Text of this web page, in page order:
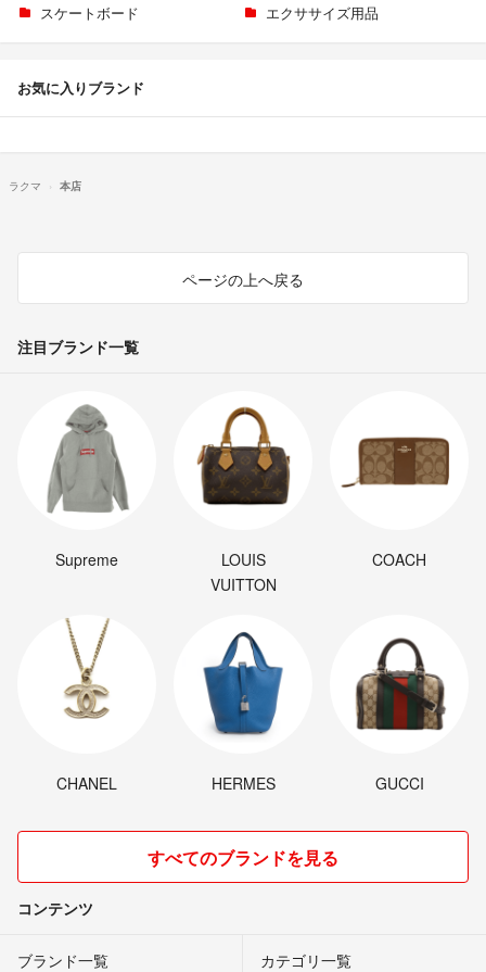
スケートボード
エクササイズ用品
お気に入りブランド
ラクマ 本店
ページの上へ戻る
注目ブランド一覧
Supreme
LOUIS
VUITTON
COACH
CHANEL HERMES GUCCI
すべてのブランドを見る
コンテンツ
ブランド一覧 カテゴリ一覧